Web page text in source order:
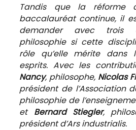
Tandis que la
baccalauréat continue, il
demander avec
philosophie si cette
rôle qu’elle mérite dans
esprits. Avec les
Nancy, philosophe, Nicolas
président de l’Association
philosophie de
et Bernard Stiegler,
président d’Ars industrialis.